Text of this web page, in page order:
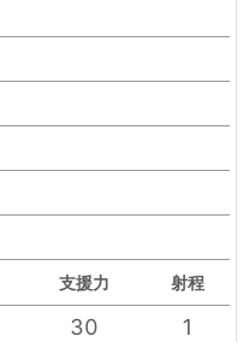
支援力 射程
30 1